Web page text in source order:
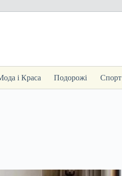
і Краса Подорожі Спорт